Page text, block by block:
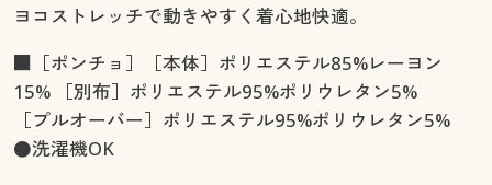
ヨコストレッチで動きやすく着心地快適。
■［ポンチョ］［本体］ポリエステル85%レーヨン
15% ［別布］ポリエステル95%ポリウレタン5%
［プルオーバー］ポリエステル95%ポリウレタン5%
●洗濯機OK